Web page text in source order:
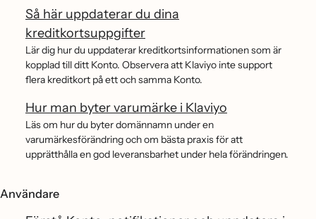
Så här uppdaterar du dina
kreditkortsuppgifter
Lär dig hur du uppdaterar kreditkortsinformationen som är
kopplad till ditt Konto. Observera att Klaviyo inte support
flera kreditkort på ett och samma Konto.
Hur man byter varumärke i Klaviyo
Läs om hur du byter domännamn under en
varumärkesförändring och om bästa praxis för att
upprätthålla en god leveransbarhet under hela förändringen.
Användare